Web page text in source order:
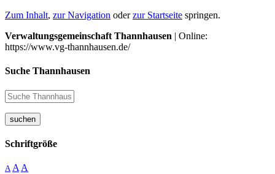
Zum Inhalt, zur Navigation oderzur Startseite springen.
Verwaltungsgemeinschaft Thannhausen | Online:
https://www.vg-thannhausen.de/
Suche Thannhausen
suchen
Schriftgröße
A A A